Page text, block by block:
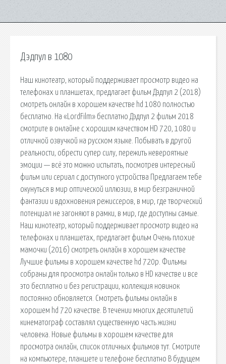
Дэдпул в 1080
Наш кинотеатр, который поддерживает просмотр видео на
телефонах и планшетах, предлагает фильм Дэдпул 2 (2018)
смотреть онлайн в хорошем качестве hd 1080 полностью
бесплатно. На «LordFilm» бесплатно Дэдпул 2 фильм 2018
смотрите в онлайне с хорошим качеством HD 720, 1080 и
отличной озвучкой на русском языке. Побывать в другой
реальности, обрести супер силу, пережить невероятные
эмоции — всё это можно испытать, посмотрев интересный
фильм или сериал с доступного устройства Предлагаем тебе
окунуться в мир оптической иллюзии, в мир безграничной
фантазии и вдохновения режиссеров, в мир, где творческий
потенциал не загоняют в рамки, в мир, где доступны самые.
Наш кинотеатр, который поддерживает просмотр видео на
телефонах и планшетах, предлагает фильм Очень плохие
мамочки (2016) смотреть онлайн в хорошем качестве
Лучшие фильмы в хорошем качестве hd 720p. Фильмы
собраны для просмотра онлайн только в HD качестве и все
это бесплатно и без регистрации, коллекция новинок
постоянно обновляется. Смотреть фильмы онлайн в
хорошем hd 720 качестве. В течении многих десятилетий
кинематограф составлял существенную часть жизни
человека. Новые фильмы в хорошем качестве для
просмотра онлайн, список отличных фильмов тут. Смотрите
на компьютере, планшете и телефоне бесплатно В будущем